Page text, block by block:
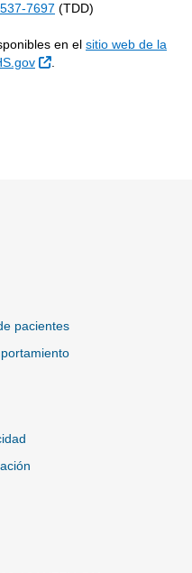
7697 (TDD)
en el sitio web de la
Sitio Externo
pacientes